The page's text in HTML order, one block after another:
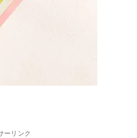
ーリンク